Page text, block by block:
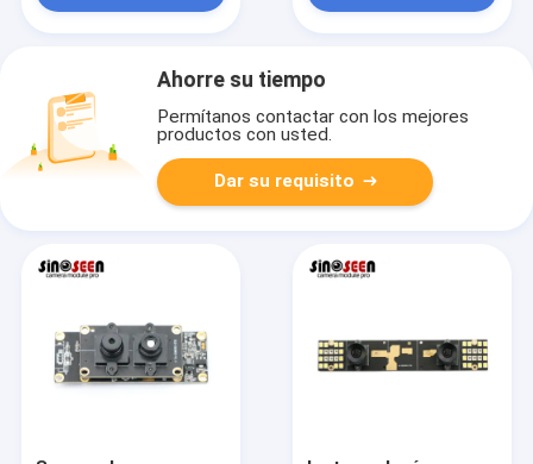
Ahorre su tiempo
Permítanos contactar con los mejores
productos con usted.
Dar su requisito